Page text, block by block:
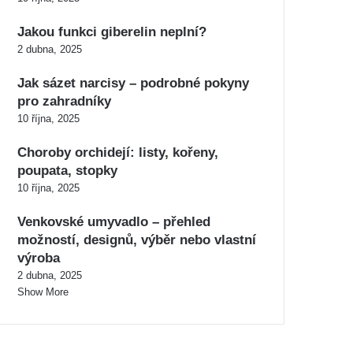
Jakou funkci giberelin neplní?
2 dubna, 2025
Jak sázet narcisy – podrobné pokyny
pro zahradníky
10 října, 2025
Choroby orchidejí: listy, kořeny,
poupata, stopky
10 října, 2025
Venkovské umyvadlo – přehled
možností, designů, výběr nebo vlastní
výroba
2 dubna, 2025
Show More